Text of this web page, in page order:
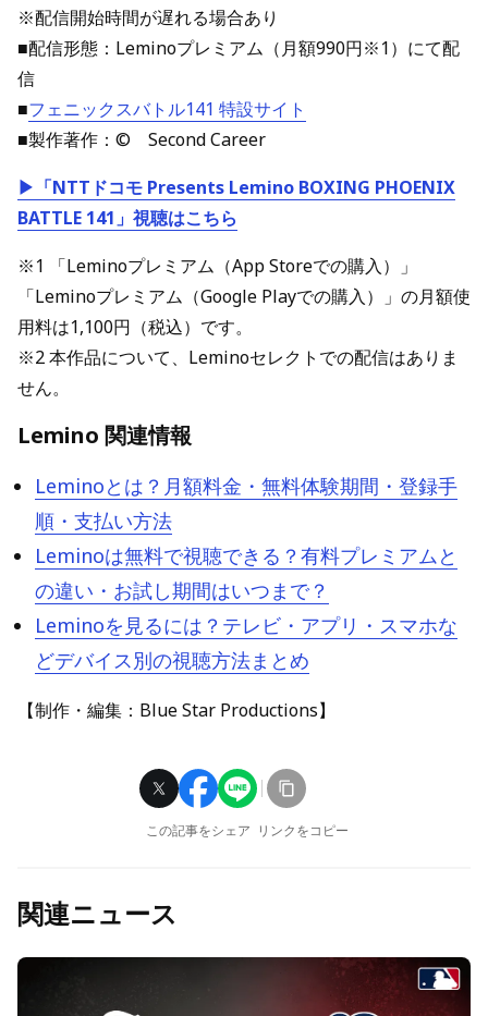
※配信開始時間が遅れる場合あり
■配信形態：Leminoプレミアム（月額990円※1）にて配
信
■フェニックスバトル141 特設サイト
■製作著作：© Second Career
▶「NTTドコモ Presents Lemino BOXING PHOENIX
BATTLE 141」視聴はこちら
※1 「Leminoプレミアム（App Storeでの購入）」
「Leminoプレミアム（Google Playでの購入）」の月額使
用料は1,100円（税込）です。
※2 本作品について、Leminoセレクトでの配信はありま
せん。
Lemino 関連情報
Leminoとは？月額料金・無料体験期間・登録手
順・支払い方法
Leminoは無料で視聴できる？有料プレミアムと
の違い・お試し期間はいつまで？
Leminoを見るには？テレビ・アプリ・スマホな
どデバイス別の視聴方法まとめ
【制作・編集：Blue Star Productions】
この記事をシェア リンクをコピー
関連ニュース